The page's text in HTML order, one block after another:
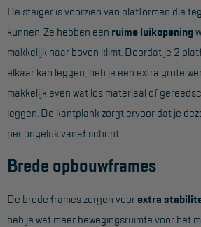
Spinhoogwerkers
Schaarhoogwerkers
Masthoogwerkers
Autohoogwerkers
Project toepassingen
Hoogbouw
Industrie
De steiger is voorzien van platformen die
kunnen. Ze hebben een ruime luikopening
makkelijk naar boven klimt. Doordat je 2
elkaar kan leggen, heb je een extra grote
makkelijk even wat los materiaal of
leggen. De kantplank zorgt ervoor dat je
per ongeluk vanaf schopt.
Brede opbouwframes
De brede frames zorgen voor extra
heb je wat meer bewegingsruimte voor het